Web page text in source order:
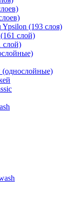
(193 слоя)
слой)